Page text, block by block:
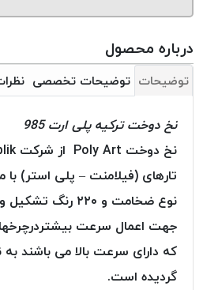
بافت
بدون
موم
KORD
نخ
توری
نخ
توری
پلیسه
کرد
درباره محصول
توضیحات توضیحات تخصصی
نخ دوخت ترکیه پلی ارت 985
نوع ضخامت و ۲۲۰
جهت اعمال سرعت
که دارای سرعت بالا می باشند
گردیده است.